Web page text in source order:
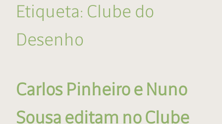
Etiqueta: Clube do
Desenho
Carlos Pinheiro e Nuno
Sousa editam no Clube